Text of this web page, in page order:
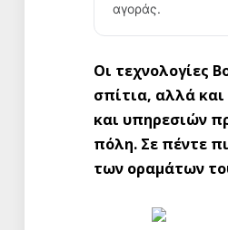
αγοράς.
Οι τεχνολογίες
σπίτια, αλλά και
και υπηρεσιών
πόλη. Σε πέντε
των οραμάτων